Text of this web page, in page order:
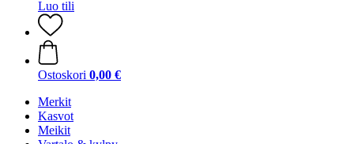
Luo tili
Ostoskori 0,00 €
Merkit
Kasvot
Meikit